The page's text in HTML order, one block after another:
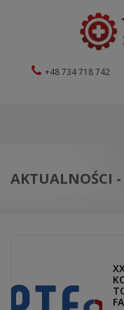
+48 734 718 742
AKTUALNOŚCI